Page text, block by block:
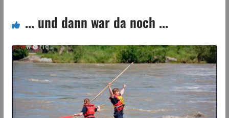
... und dann war da noch ...